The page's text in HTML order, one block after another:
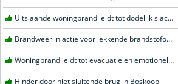
Uitslaande woningbrand leidt tot dodelijk slachtoffer in Rotterdam
Brandweer in actie voor lekkende brandstofoplegger in Stroe
Woningbrand leidt tot evacuatie en emotionele redding van kat in Amsterdam
Hinder door niet sluitende brug in Boskoop